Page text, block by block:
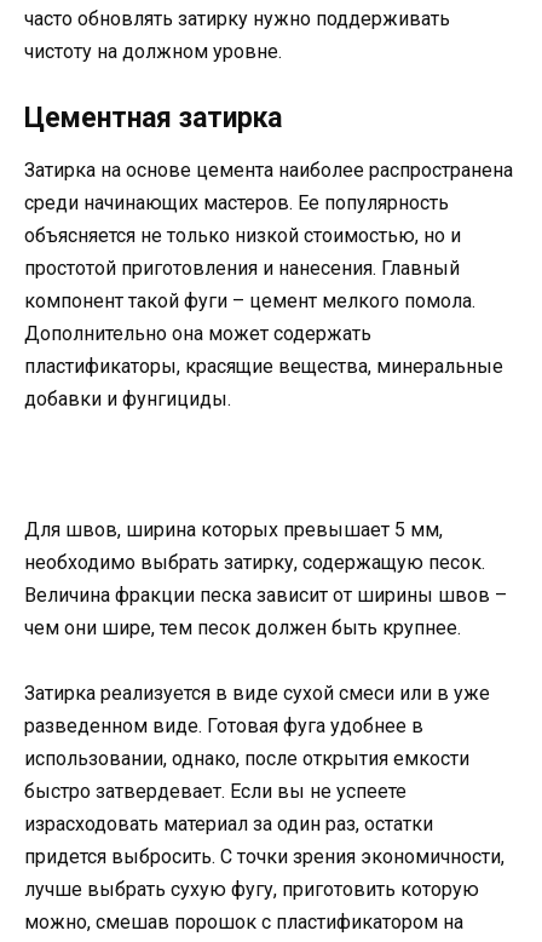
часто обновлять затирку нужно поддерживать
чистоту на должном уровне.
Цементная затирка
Затирка на основе цемента наиболее распространена
среди начинающих мастеров. Ее популярность
объясняется не только низкой стоимостью, но и
простотой приготовления и нанесения. Главный
компонент такой фуги – цемент мелкого помола.
Дополнительно она может содержать
пластификаторы, красящие вещества, минеральные
добавки и фунгициды.
Для швов, ширина которых превышает 5 мм,
необходимо выбрать затирку, содержащую песок.
Величина фракции песка зависит от ширины швов –
чем они шире, тем песок должен быть крупнее.
Затирка реализуется в виде сухой смеси или в уже
разведенном виде. Готовая фуга удобнее в
использовании, однако, после открытия емкости
быстро затвердевает. Если вы не успеете
израсходовать материал за один раз, остатки
придется выбросить. С точки зрения экономичности,
лучше выбрать сухую фугу, приготовить которую
можно, смешав порошок с пластификатором на